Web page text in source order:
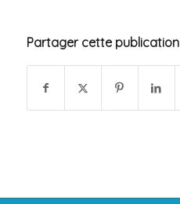
Partager cette publication